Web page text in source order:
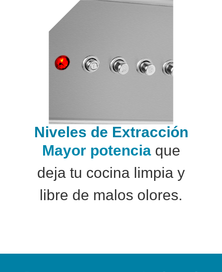
Niveles de Extracción
Mayor potenciaque
deja tu cocina limpia y
libre de malos olores.